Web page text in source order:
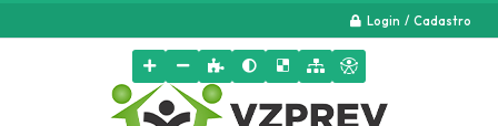
Login / Cadastro